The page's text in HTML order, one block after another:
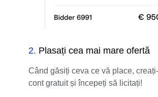
2. Plasați cea mai mare ofertă
Când găsiți ceva ce vă place,
cont gratuit și începeți să licitați!